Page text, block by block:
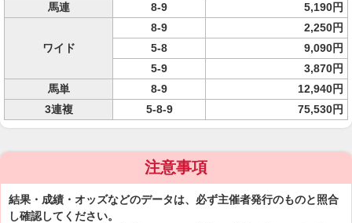
馬連
8-9 5,190円
ワイド
8-9
2,250円
5-8
9,090円
5-9
3,870円
馬単
8-9
12,940円
3連複
5-8-9 75,530円
注意事項
結果・成績・オッズなどのデータは、必ず主催者発行のものと照合
し確認してください。